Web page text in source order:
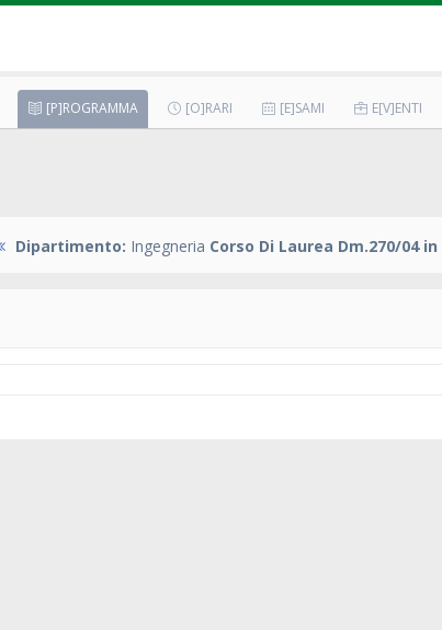
[P]ROGRAMMA [O]RARI [E]SAMI E[V]ENTI
Dipartimento: Ingegneria Corso Di Laurea Dm.270/04 in